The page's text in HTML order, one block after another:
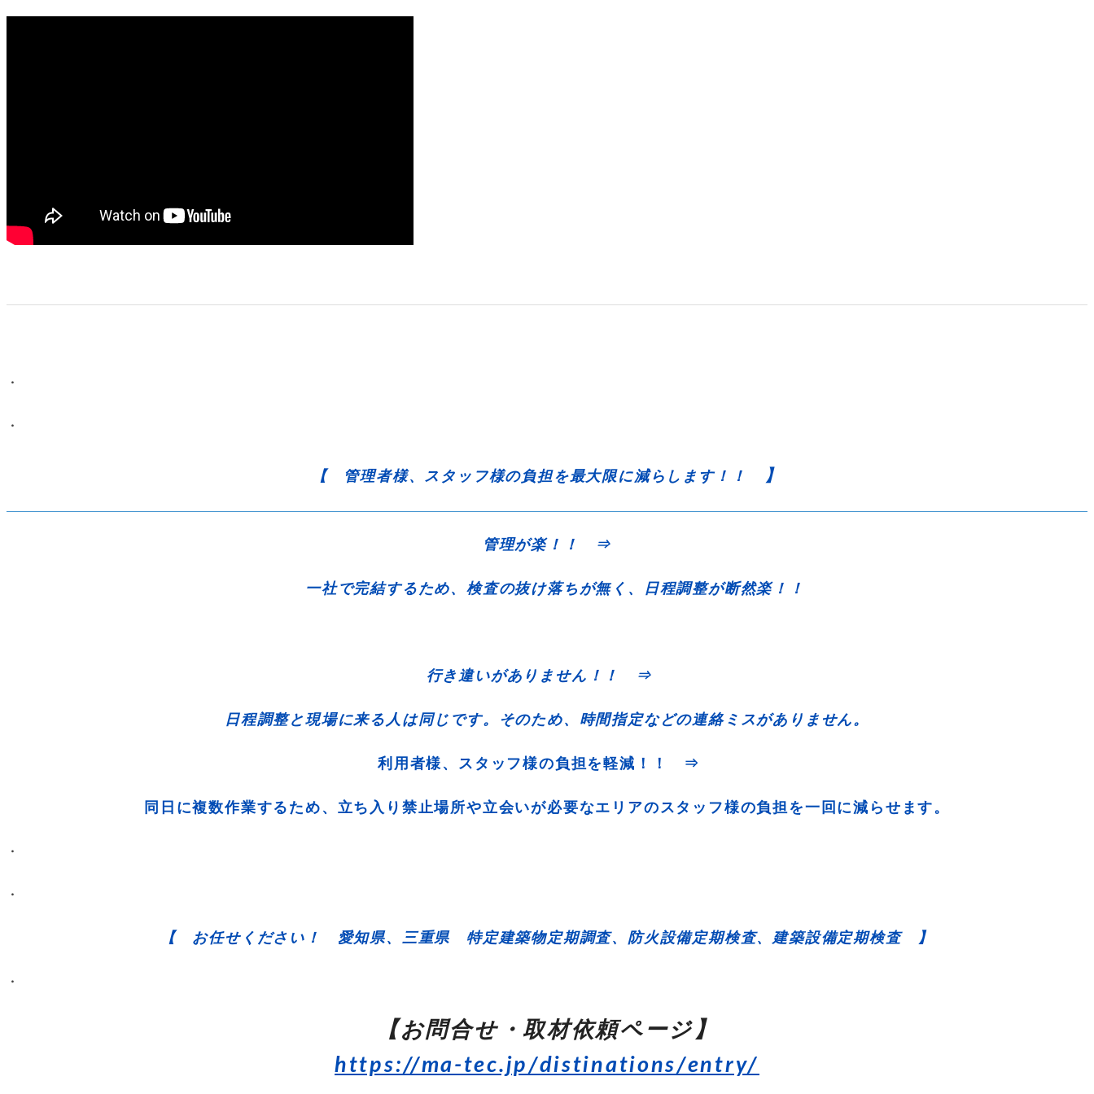
・
・
【 管理者様、スタッフ様の負担を最大限に減らします！！ 】
管理が楽！！ ⇒
一社で完結するため、検査の抜け落ちが無く、日程調整が断然楽！！
行き違いがありません！！ ⇒
日程調整と現場に来る人は同じです。そのため、時間指定などの連絡ミスがありません。
利用者様、スタッフ様の負担を軽減！！ ⇒
同日に複数作業するため、立ち入り禁止場所や立会いが必要なエリアのスタッフ様の負担を一回に減らせます。
・
・
【 お任せください！ 愛知県、三重県 特定建築物定期調査、防火設備定期検査、建築設備定期検査 】
・
【お問合せ・取材依頼ページ】
https://ma-tec.jp/distinations/entry/